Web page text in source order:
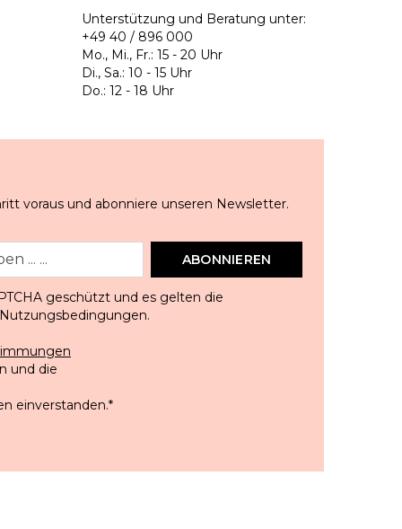
Unterstützung und Beratung unter:
+49 40 / 896 000
Mo., Mi., Fr.: 15 - 20 Uhr
Di., Sa.: 10 - 15 Uhr
Do.: 12 - 18 Uhr
voraus und abonniere unseren Newsletter.
ABONNIEREN
geschützt und es gelten die
Nutzungsbedingungen.
und die
einverstanden.*